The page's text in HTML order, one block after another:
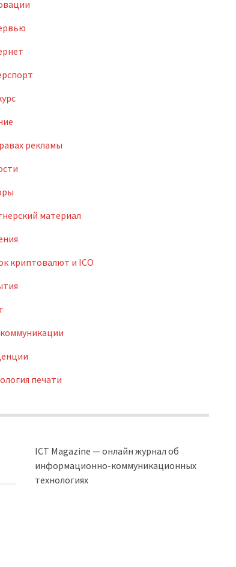
рекламы
материал
криптовалют и ICO
печати
ICT Magazine — онлайн журнал об
информационно-коммуникационных
технологиях